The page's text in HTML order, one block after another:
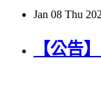
Jan 08 Thu
【公告